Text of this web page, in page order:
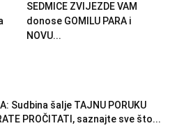
SEDMICE ZVIJEZDE VAM
donose GOMILU PARA i
NOVU...
Sudbina šalje TAJNU PORUKU
PROČITATI, saznajte sve što...